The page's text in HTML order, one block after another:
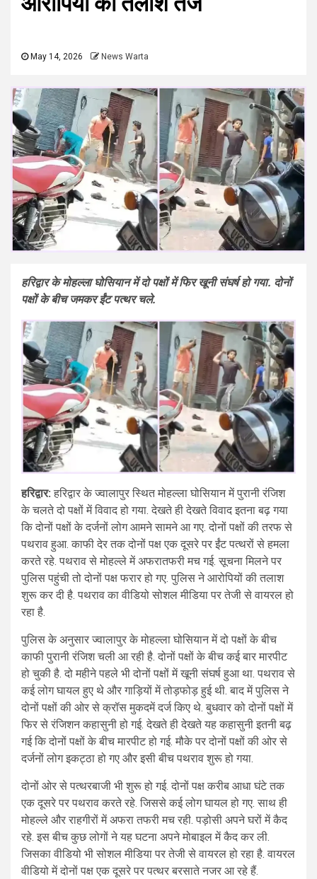
May 14, 2026 News Warta
हरिद्वार के मोहल्ला घोसियान में दो पक्षों में फिर खूनी संघर्ष हो गया. दोनों
पक्षों के बीच जमकर ईंट पत्थर चले.
हरिद्वार: हरिद्वार के ज्वालापुर स्थित मोहल्ला घोसियान में पुरानी रंजिश
के चलते दो पक्षों में विवाद हो गया. देखते ही देखते विवाद इतना बढ़ गया
कि दोनों पक्षों के दर्जनों लोग आमने सामने आ गए. दोनों पक्षों की तरफ से
पथराव हुआ. काफी देर तक दोनों पक्ष एक दूसरे पर ईंट पत्थरों से हमला
करते रहे. पथराव से मोहल्ले में अफरातफरी मच गई. सूचना मिलने पर
पुलिस पहुंची तो दोनों पक्ष फरार हो गए. पुलिस ने आरोपियों की तलाश
शुरू कर दी है. पथराव का वीडियो सोशल मीडिया पर तेजी से वायरल हो
रहा है.
पुलिस के अनुसार ज्वालापुर के मोहल्ला घोसियान में दो पक्षों के बीच
काफी पुरानी रंजिश चली आ रही है. दोनों पक्षों के बीच कई बार मारपीट
हो चुकी है. दो महीने पहले भी दोनों पक्षों में खूनी संघर्ष हुआ था. पथराव से
कई लोग घायल हुए थे और गाड़ियों में तोड़फोड़ हुई थी. बाद में पुलिस ने
दोनों पक्षों की ओर से क्रॉस मुकदमें दर्ज किए थे. बुधवार को दोनों पक्षों में
फिर से रंजिशन कहासुनी हो गई. देखते ही देखते यह कहासुनी इतनी बढ़
गई कि दोनों पक्षों के बीच मारपीट हो गई. मौके पर दोनों पक्षों की ओर से
दर्जनों लोग इकट्ठा हो गए और इसी बीच पथराव शुरू हो गया.
दोनों ओर से पत्थरबाजी भी शुरू हो गई. दोनों पक्ष करीब आधा घंटे तक
एक दूसरे पर पथराव करते रहे. जिससे कई लोग घायल हो गए. साथ ही
मोहल्ले और राहगीरों में अफरा तफरी मच रही. पड़ोसी अपने घरों में कैद
रहे. इस बीच कुछ लोगों ने यह घटना अपने मोबाइल में कैद कर ली.
जिसका वीडियो भी सोशल मीडिया पर तेजी से वायरल हो रहा है. वायरल
वीडियो में दोनों पक्ष एक दूसरे पर पत्थर बरसाते नजर आ रहे हैं.